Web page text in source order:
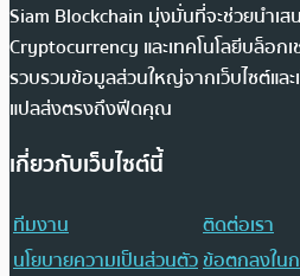
Siam Blockchain มุ่งมั่นที่จะช่วยนำเส
Cryptocurrency และเทคโนโลยีบล็อก
รวบรวมข้อมูลส่วนใหญ่จากเว็บไซต์แล
แปลส่งตรงถึงฟีดคุณ
เกี่ยวกับเว็บไซต์นี้
ทีมงาน
ติดต่อเรา
นโยบายความเป็นส่วนตัวข้อตกลงใน